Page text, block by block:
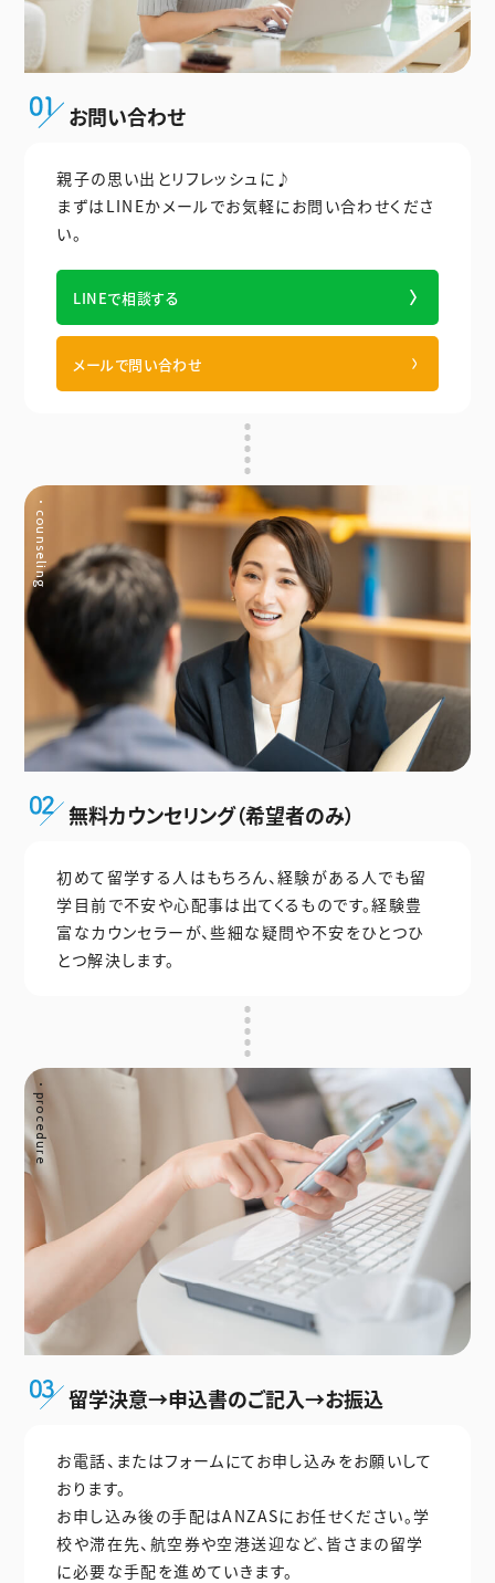
お問い合わせ
親子の思い出とリフレッシュに♪
まずはLINEかメールでお気軽にお問い合わせくださ
い。
LINEで相談する
メールで問い合わせ
無料カウンセリング（希望者のみ）
初めて留学する人はもちろん、経験がある人でも留
学目前で不安や心配事は出てくるものです。経験豊
富なカウンセラーが、些細な疑問や不安をひとつひ
とつ解決します。
留学決意→申込書のご記入→お振込
お電話、またはフォームにてお申し込みをお願いして
おります。
お申し込み後の手配はANZASにお任せください。学
校や滞在先、航空券や空港送迎など、皆さまの留学
に必要な手配を進めていきます。